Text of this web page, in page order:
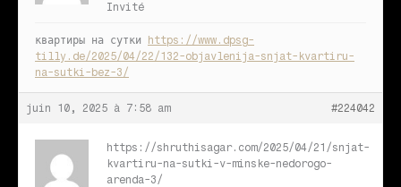
Invité
квартиры на сутки
https://www.dpsg-
tilly.de/2025/04/22/132-objavlenija-snjat-kvartiru-
na-sutki-bez-3/
juin 10, 2025 à 7:58 am #224042
https://shruthisagar.com/2025/04/21/snjat-
kvartiru-na-sutki-v-minske-nedorogo-
arenda-3/